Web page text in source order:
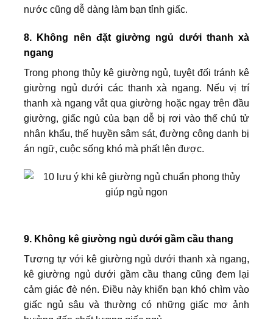
nước cũng dễ dàng làm bạn tỉnh giấc.
8. Không nên đặt giường ngủ dưới thanh xà
ngang
Trong phong thủy kê giường ngủ, tuyệt đối tránh kê
giường ngủ dưới các thanh xà ngang. Nếu vị trí
thanh xà ngang vắt qua giường hoặc ngay trên đầu
giường, giấc ngủ của bạn dễ bị rơi vào thế chủ tử
nhân khẩu, thế huyền sâm sát, đường công danh bị
án ngữ, cuộc sống khó mà phất lên được.
9. Không kê giường ngủ dưới gầm cầu thang
Tương tự với kê giường ngủ dưới thanh xà ngang,
kê giường ngủ dưới gầm cầu thang cũng đem lại
cảm giác đè nén. Điều này khiến bạn khó chìm vào
giấc ngủ sâu và thường có những giấc mơ ảnh